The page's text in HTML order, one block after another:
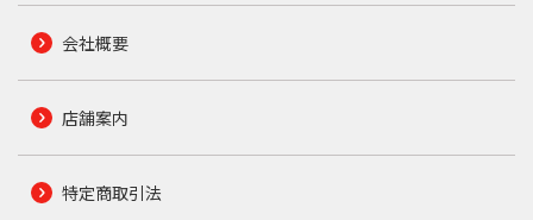
会社概要
店舗案内
特定商取引法